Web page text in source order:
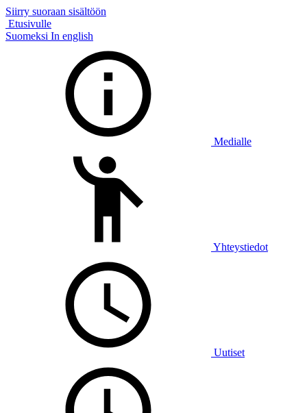
Siirry suoraan sisältöön
Etusivulle
Suomeksi In english
Medialle
Yhteystiedot
Uutiset